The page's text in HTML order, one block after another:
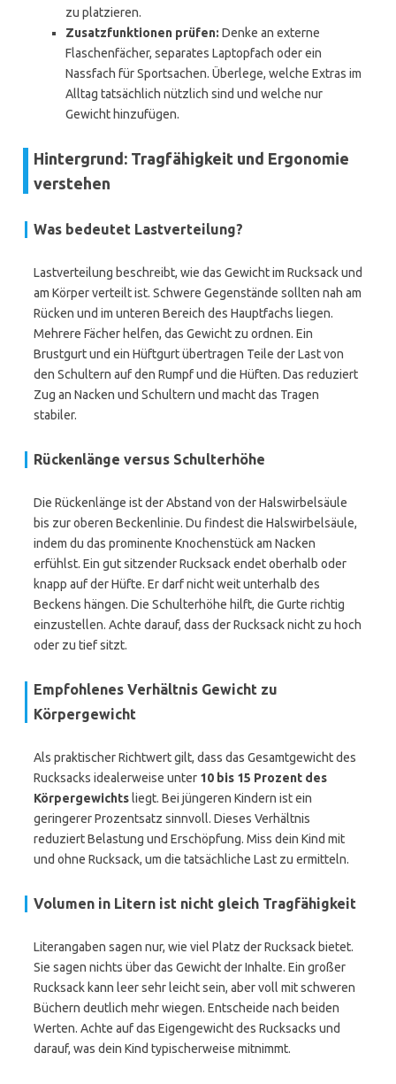
zu platzieren.
Zusatzfunktionen prüfen: Denke an externe
Flaschenfächer, separates Laptopfach oder ein
Nassfach für Sportsachen. Überlege, welche Extras im
Alltag tatsächlich nützlich sind und welche nur
Gewicht hinzufügen.
Hintergrund: Tragfähigkeit und Ergonomie
verstehen
Was bedeutet Lastverteilung?
Lastverteilung beschreibt, wie das Gewicht im Rucksack und
am Körper verteilt ist. Schwere Gegenstände sollten nah am
Rücken und im unteren Bereich des Hauptfachs liegen.
Mehrere Fächer helfen, das Gewicht zu ordnen. Ein
Brustgurt und ein Hüftgurt übertragen Teile der Last von
den Schultern auf den Rumpf und die Hüften. Das reduziert
Zug an Nacken und Schultern und macht das Tragen
stabiler.
Rückenlänge versus Schulterhöhe
Die Rückenlänge ist der Abstand von der Halswirbelsäule
bis zur oberen Beckenlinie. Du findest die Halswirbelsäule,
indem du das prominente Knochenstück am Nacken
erfühlst. Ein gut sitzender Rucksack endet oberhalb oder
knapp auf der Hüfte. Er darf nicht weit unterhalb des
Beckens hängen. Die Schulterhöhe hilft, die Gurte richtig
einzustellen. Achte darauf, dass der Rucksack nicht zu hoch
oder zu tief sitzt.
Empfohlenes Verhältnis Gewicht zu
Körpergewicht
Als praktischer Richtwert gilt, dass das Gesamtgewicht des
Rucksacks idealerweise unter 10 bis 15 Prozent des
Körpergewichts liegt. Bei jüngeren Kindern ist ein
geringerer Prozentsatz sinnvoll. Dieses Verhältnis
reduziert Belastung und Erschöpfung. Miss dein Kind mit
und ohne Rucksack, um die tatsächliche Last zu ermitteln.
Volumen in Litern ist nicht gleich Tragfähigkeit
Literangaben sagen nur, wie viel Platz der Rucksack bietet.
Sie sagen nichts über das Gewicht der Inhalte. Ein großer
Rucksack kann leer sehr leicht sein, aber voll mit schweren
Büchern deutlich mehr wiegen. Entscheide nach beiden
Werten. Achte auf das Eigengewicht des Rucksacks und
darauf, was dein Kind typischerweise mitnimmt.